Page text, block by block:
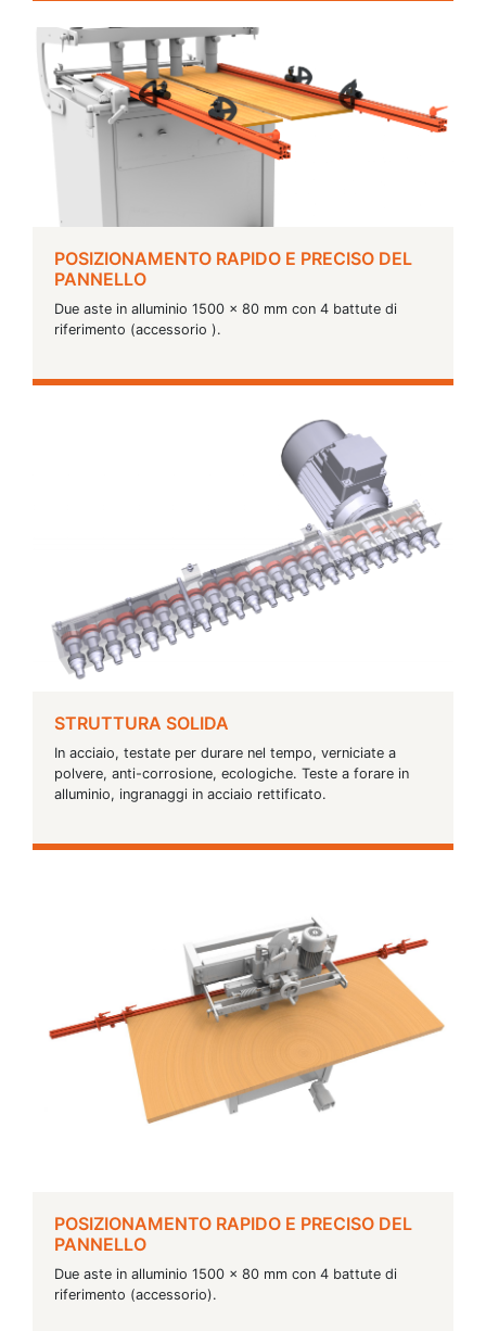
POSIZIONAMENTO RAPIDO E PRECISO DEL
PANNELLO
Due aste in alluminio 1500 x 80 mm con 4 battute di
riferimento (accessorio ).
STRUTTURA SOLIDA
In acciaio, testate per durare nel tempo, verniciate a
polvere, anti-corrosione, ecologiche. Teste a forare in
alluminio, ingranaggi in acciaio rettificato.
POSIZIONAMENTO RAPIDO E PRECISO DEL
PANNELLO
Due aste in alluminio 1500 x 80 mm con 4 battute di
riferimento (accessorio).